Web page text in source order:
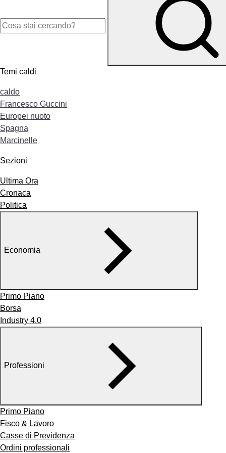
Temi caldi
caldo
Francesco Guccini
Europei nuoto
Spagna
Marcinelle
Sezioni
Ultima Ora
Cronaca
Politica
Economia
Primo Piano
Borsa
Industry 4.0
Professioni
Primo Piano
Fisco & Lavoro
Casse di Previdenza
Ordini professionali